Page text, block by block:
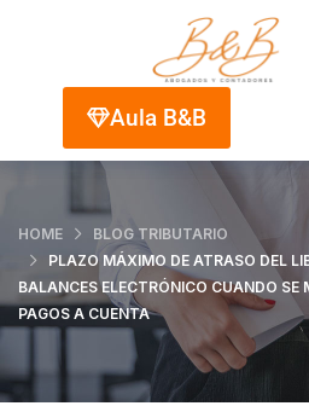
Aula B&B
HOME
BLOG TRIBUTARIO
PLAZO MÁXIMO DE ATRASO DEL
BALANCES ELECTRÓNICO CUANDO SE
PAGOS A CUENTA